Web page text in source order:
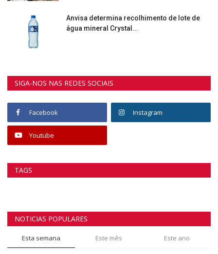
Anvisa determina recolhimento de lote de
água mineral Crystal...
SIGA-NOS NAS REDES SOCIAIS
Facebook Instagram
Youtube
TAGS
NOTICIAS POPULARES
Esta semana Este mês Este ano